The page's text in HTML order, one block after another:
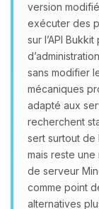
version
exécuter des
sur l’API
sans modifier
mécaniques
adapté aux
recherchent
sert surtout de
mais reste
de serveur
comme point
alternatives
tu
08/